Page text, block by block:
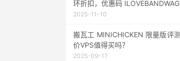
环折扣，优惠码
2025-11-10
搬瓦工 MINICHICKEN 限量版评
价VPS值得买吗？
2025-09-17